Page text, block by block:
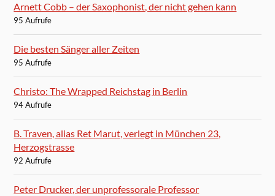
Arnett Cobb – der Saxophonist, der nicht gehen kann
95 Aufrufe
Die besten Sänger aller Zeiten
95 Aufrufe
Christo: The Wrapped Reichstag in Berlin
94 Aufrufe
B. Traven, alias Ret Marut, verlegt in München 23,
Herzogstrasse
92 Aufrufe
Peter Drucker, der unprofessorale Professor